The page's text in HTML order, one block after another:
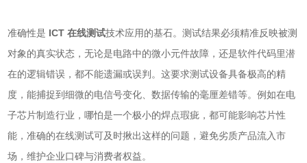
准确性是 ICT 在线测试技术应用的基石。测试结果必须精准反映被测
对象的真实状态，无论是电路中的微小元件故障，还是软件代码里潜
在的逻辑错误，都不能遗漏或误判。这要求测试设备具备极高的精
度，能捕捉到细微的电信号变化、数据传输的毫厘差错等。例如在电
子芯片制造行业，哪怕是一个极小的焊点瑕疵，都可能影响芯片性
能，准确的在线测试可及时揪出这样的问题，避免劣质产品流入市
场，维护企业口碑与消费者权益。